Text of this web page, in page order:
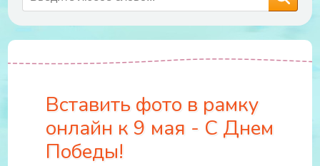
Вставить фото в рамку
онлайн к 9 мая - С Днем
Победы!